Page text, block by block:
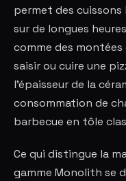
permet des
sur de longues
comme des
saisir ou cuire une
l'épaisseur de la
consommation de
barbecue en tôle
Ce qui distingue la
gamme Monolith se